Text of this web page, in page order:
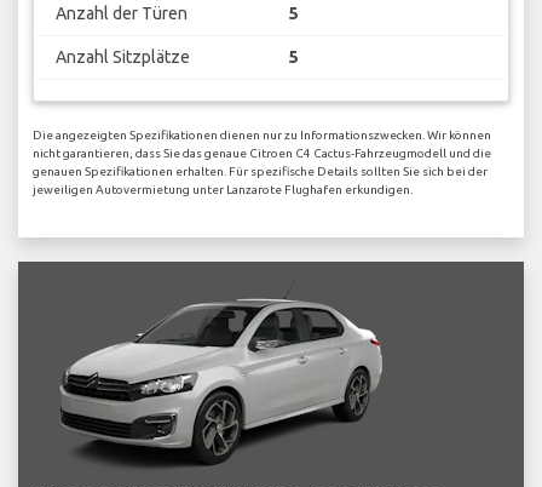
Anzahl der Türen 5
Anzahl Sitzplätze 5
Die angezeigten Spezifikationen dienen nur zu Informationszwecken. Wir können
nicht garantieren, dass Sie das genaue Citroen C4 Cactus-Fahrzeugmodell und die
genauen Spezifikationen erhalten. Für spezifische Details sollten Sie sich bei der
jeweiligen Autovermietung unter Lanzarote Flughafen erkundigen.